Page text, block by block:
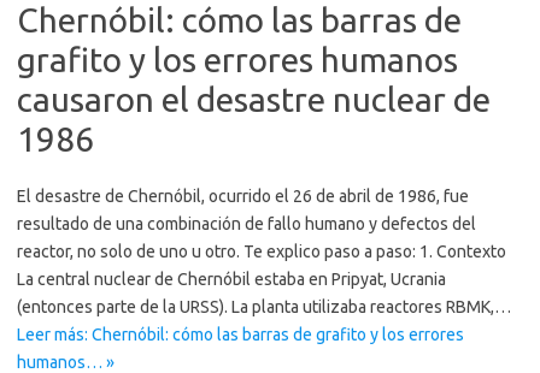
Chernóbil: cómo las barras de
grafito y los errores humanos
causaron el desastre nuclear de
1986
El desastre de Chernóbil, ocurrido el 26 de abril de 1986, fue
resultado de una combinación de fallo humano y defectos del
reactor, no solo de uno u otro. Te explico paso a paso: 1. Contexto
La central nuclear de Chernóbil estaba en Pripyat, Ucrania
(entonces parte de la URSS). La planta utilizaba reactores RBMK,…
Leer más: Chernóbil: cómo las barras de grafito y los errores
humanos… »